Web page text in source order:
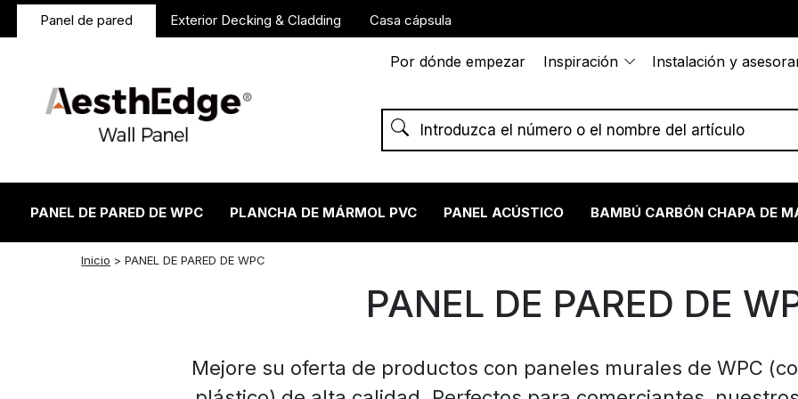
Panel de pared Exterior Decking & Cladding Casa cápsula
Por dónde empezar Inspiración Instalación y
PANEL DE PARED DE WPC PLANCHA DE MÁRMOL PVC PANEL ACÚSTICO BAMBÚ CARBÓN CHAPA DE
Inicio >PANEL DE PARED DE WPC
twitterfacebook
linkedinredditinstagram
PANEL DE PARED DE
Mejore su oferta de productos con paneles murales de WPC